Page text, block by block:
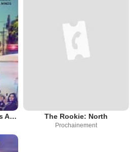
The Rookie : le flic de Los Angeles The Rookie: North
Prochainement